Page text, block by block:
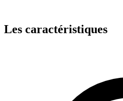
Les caractéristiques